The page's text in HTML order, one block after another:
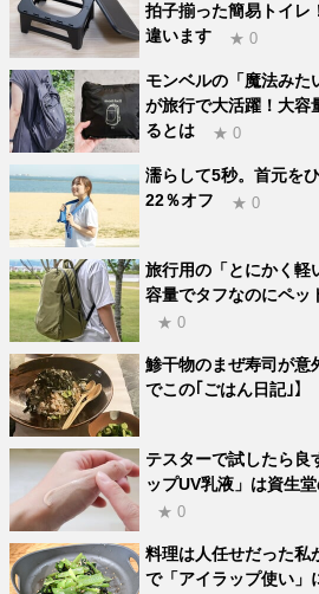
拍子揃った簡易トイレ
違います
★ 0
モンベルの「魔法みた
が旅行で大活躍！大容
るとは
★ 0
濡らして5秒。首元を
22％オフ
★ 0
旅行用の「とにかく軽
容量でタフなのにペ
★ 0
鯵干物のまぜ寿司が意
でこの｢ごはん日記｣】
テスターで試したら良
ップUV乳液」は資生
★ 0
料理は人任せだった私
で「アイラップ使い」